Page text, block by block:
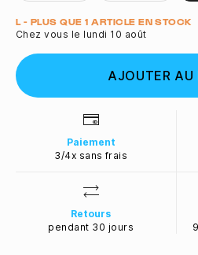
Quantité
L - PLUS QUE 1 ARTICLE EN STOCK
Chez vous le lundi 10 août
AJOUTER AU
Paiement
3/4x sans frais
Retours
pendant 30 jours